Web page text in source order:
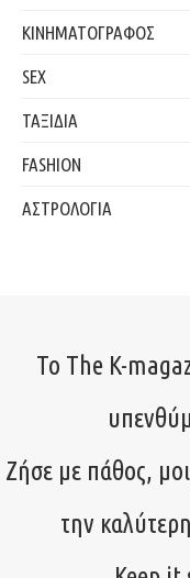
ΚΙΝΗΜΑΤΟΓΡΑΦΟΣ
SEX
ΤΑΞΙΔΙΑ
FASHION
ΑΣΤΡΟΛΟΓΙΑ
Το The K-
Ζήσε με πάθος,
την